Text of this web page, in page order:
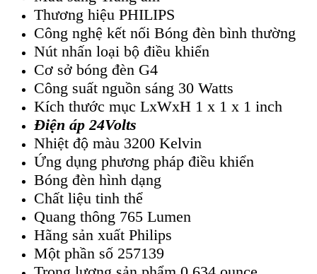
Thương hiệu PHILIPS
Công nghệ kết nối Bóng đèn bình thường
Nút nhấn loại bộ điều khiển
Cơ sở bóng đèn G4
Công suất nguồn sáng 30 Watts
Kích thước mục LxWxH 1 x 1 x 1 inch
Điện áp 24Volts
Nhiệt độ màu 3200 Kelvin
Ứng dụng phương pháp điều khiển
Bóng đèn hình dạng
Chất liệu tinh thể
Quang thông 765 Lumen
Hãng sản xuất Philips
Một phần số 257139